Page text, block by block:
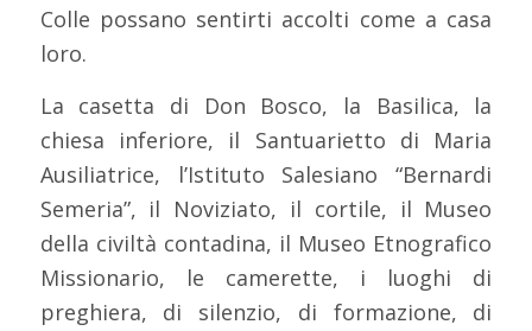
Colle possano sentirti accolti come a casa
loro.
La casetta di Don Bosco, la Basilica, la
chiesa inferiore, il Santuarietto di Maria
Ausiliatrice, l’Istituto Salesiano “Bernardi
Semeria”, il Noviziato, il cortile, il Museo
della civiltà contadina, il Museo Etnografico
Missionario, le camerette, i luoghi di
preghiera, di silenzio, di formazione, di